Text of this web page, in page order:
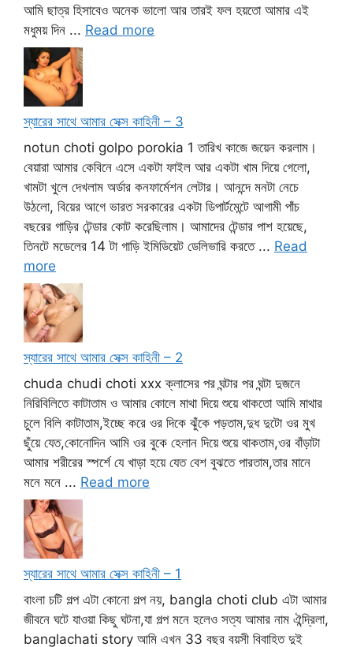
আমি ছাত্র হিসাবেও অনেক ভালো আর তারই ফল হয়তো আমার এই
মধুময় দিন ... Read more
স্যারের সাথে আমার সেক্স কাহিনী – 3
notun choti golpo porokia 1 তারিখ কাজে জয়েন করলাম।
বেয়ারা আমার কেবিনে এসে একটা ফাইল আর একটা খাম দিয়ে গেলো,
খামটা খুলে দেখলাম অর্ডার কনফার্মেশন লেটার। আনন্দে মনটা নেচে
উঠলো, বিয়ের আগে ভারত সরকারের একটা ডিপার্টমেন্টে আগামী পাঁচ
বছরের গাড়ির টেন্ডার কোট করেছিলাম। আমাদের টেন্ডার পাশ হয়েছে,
তিনটে মডেলের 14 টা গাড়ি ইমিডিয়েট ডেলিভারি করতে ... Read
more
স্যারের সাথে আমার সেক্স কাহিনী – 2
chuda chudi choti xxx ক্লাসের পর ঘন্টার পর ঘন্টা দুজনে
নিরিবিলিতে কাটাতাম ও আমার কোলে মাথা দিয়ে শুয়ে থাকতো আমি মাথার
চুলে বিলি কাটাতাম,ইচ্ছে করে ওর দিকে ঝুঁকে পড়তাম,দুধ দুটো ওর মুখ
ছুঁয়ে যেত,কোনোদিন আমি ওর বুকে হেলান দিয়ে শুয়ে থাকতাম,ওর বাঁড়াটা
আমার শরীরের স্পর্শে যে খাড়া হয়ে যেত বেশ বুঝতে পারতাম,তার মানে
মনে মনে ... Read more
স্যারের সাথে আমার সেক্স কাহিনী – 1
বাংলা চটি গল্প এটা কোনো গল্প নয়, bangla choti club এটা আমার
জীবনে ঘটে যাওয়া কিছু ঘটনা,যা গল্প মনে হলেও সত্য আমার নাম ঐন্দ্রিলা,
banglachati story আমি এখন 33 বছর বয়সী বিবাহিত দুই